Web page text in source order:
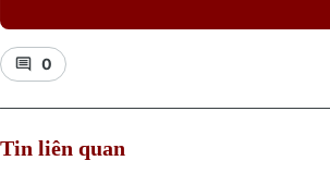
0
Tin liên quan